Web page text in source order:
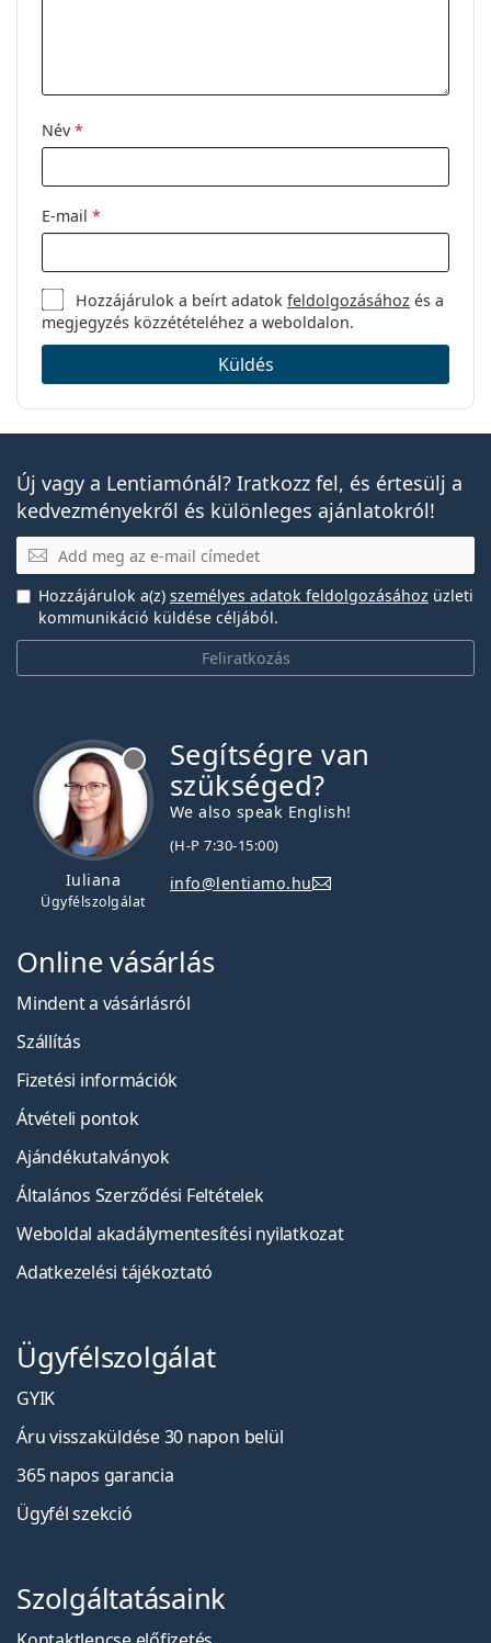
Név *
E-mail *
Hozzájárulok a beírt adatokfeldolgozásához és a
megjegyzés közzétételéhez a weboldalon.
Küldés
Új vagy a Lentiamónál? Iratkozz fel, és értesülj a
kedvezményekről és különleges ajánlatokról!
E-mail
Feliratkozás
Hozzájárulok a(z) személyes adatok feldolgozásához üzleti
kommunikáció küldése céljából.
Iuliana
Ügyfélszolgálat
Segítségre van
szükséged?
We also speak English!
(H-P 7:30-15:00)
info@lentiamo.hu
Online vásárlás
Mindent a vásárlásról
Szállítás
Fizetési információk
Átvételi pontok
Ajándékutalványok
Általános Szerződési Feltételek
Weboldal akadálymentesítési nyilatkozat
Adatkezelési tájékoztató
Ügyfélszolgálat
GYIK
Áru visszaküldése 30 napon belül
365 napos garancia
Ügyfél szekció
Szolgáltatásaink